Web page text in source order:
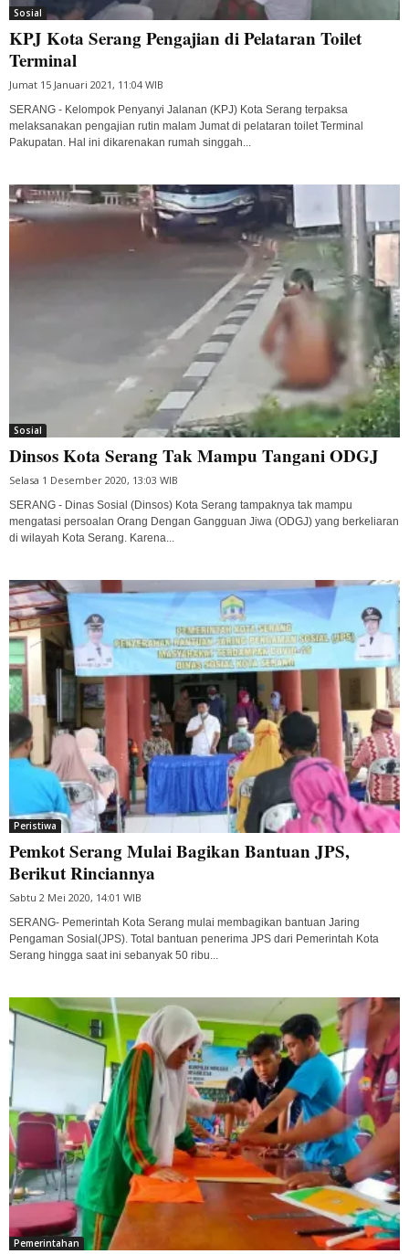
Sosial
KPJ Kota Serang Pengajian di Pelataran Toilet
Terminal
Jumat 15 Januari 2021, 11:04 WIB
SERANG - Kelompok Penyanyi Jalanan (KPJ) Kota Serang terpaksa
melaksanakan pengajian rutin malam Jumat di pelataran toilet Terminal
Pakupatan. Hal ini dikarenakan rumah singgah...
Sosial
Dinsos Kota Serang Tak Mampu Tangani ODGJ
Selasa 1 Desember 2020, 13:03 WIB
SERANG - Dinas Sosial (Dinsos) Kota Serang tampaknya tak mampu
mengatasi persoalan Orang Dengan Gangguan Jiwa (ODGJ) yang berkeliaran
di wilayah Kota Serang. Karena...
Peristiwa
Pemkot Serang Mulai Bagikan Bantuan JPS,
Berikut Rinciannya
Sabtu 2 Mei 2020, 14:01 WIB
SERANG- Pemerintah Kota Serang mulai membagikan bantuan Jaring
Pengaman Sosial(JPS). Total bantuan penerima JPS dari Pemerintah Kota
Serang hingga saat ini sebanyak 50 ribu...
Pemerintahan